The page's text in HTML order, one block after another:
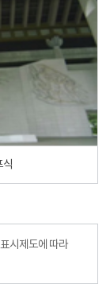
식
시제도에 따라